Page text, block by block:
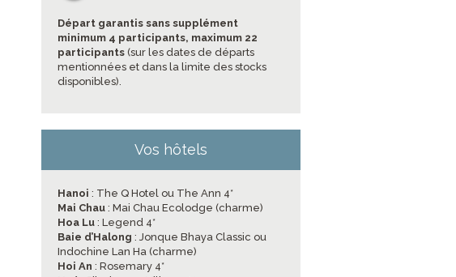
Départ garantis sans supplément
minimum 4 participants, maximum 22
participants (sur les dates de départs
mentionnées et dans la limite des stocks
disponibles).
Vos hôtels
Hanoi : The Q Hotel ou The Ann 4*
Mai Chau : Mai Chau Ecolodge (charme)
Hoa Lu : Legend 4*
Baie d’Halong : Jonque Bhaya Classic ou
Indochine Lan Ha (charme)
Hoi An : Rosemary 4*